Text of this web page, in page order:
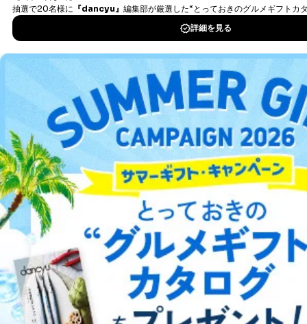
当社は、取得した個人情報を適切に管理し､あらかじめ
本人の同意を得ることなく第三者に提供することはあり
ません。ただし、次の場合は除きます。
法令に基づく場合
人の生命､身体または財産の保護のために必要がある
場合であって、本人の同意を得ることが困難であると
公衆衛生の向上または児童の健全な育成の推進のため
に特に必要がある場合であって、本人の同意を得るこ
とが困難である場合。
国の機関もしくは地方公共団体またはその委託を受け
た者が法令の定める事務を遂行することに対して協力
する必要がある場合であって、本人の同意を得ること
により当該事務の遂行に支障を及ぼすおそれがあると
き。
上記２．の利用目的を実施するために守秘義務を結ん
だ企業に、業務の一部として個人情報の取扱いを委
託・提供する場合、その業務に必要な範囲で委託・提
供先企業に個人情報を開示することがあります。
委託・提供先企業は具体的には以下のような企業です
が、これらに限りません。
委託先：カスタマーサポート支援会社 、クレジッ
トカード決済などの決済代行・料金回収会社、広
告配信サービス会社
DOWNLOAD FOR IOS
DOWNLOAD FOR ANDROID
ご利用方法はこちら
総合案内
アフィリエイト 採用情報
プレスリリース お問い合わせ
利用規約プライバシーポリシー 特定商取引法に基づく表示
出版社の皆様へ
投資家の皆様へサイトマップ